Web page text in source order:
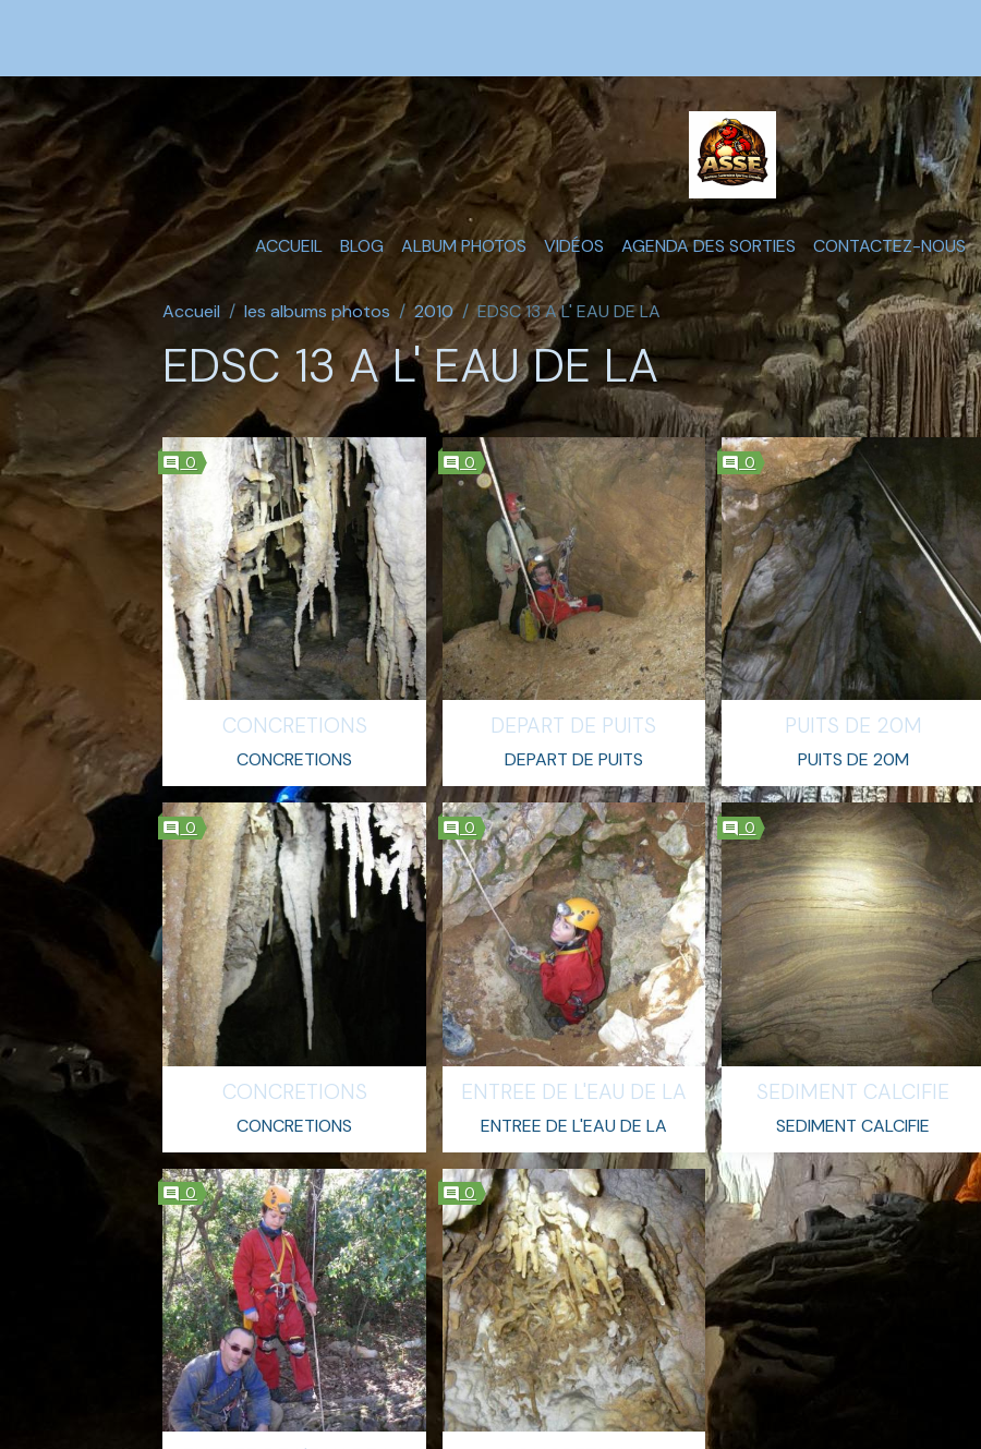
ACCUEIL BLOG ALBUM PHOTOS VIDÉOS AGENDA DES SORTIES CONTACTEZ-NOUS
Accueil les albums photos 2010 EDSC 13 A L' EAU DE LA
EDSC 13 A L' EAU DE LA
0
CONCRETIONS
CONCRETIONS
0
DEPART DE PUITS
DEPART DE PUITS
0
PUITS DE 20M
PUITS DE 20M
0
CONCRETIONS
CONCRETIONS
0
ENTREE DE L'EAU DE LA
ENTREE DE L'EAU DE LA
0
SEDIMENT CALCIFIE
SEDIMENT CALCIFIE
0 0